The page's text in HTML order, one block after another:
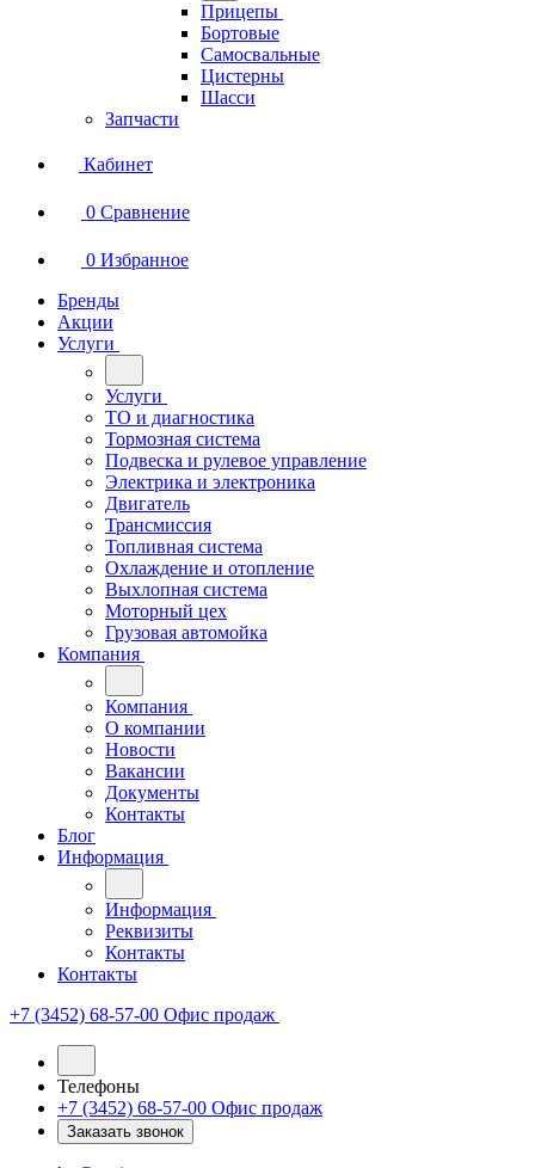
Прицепы
Бортовые
Самосвальные
Цистерны
Шасси
Запчасти
Кабинет
0 Сравнение
0 Избранное
Бренды
Акции
Услуги
Услуги
ТО и диагностика
Тормозная система
Подвеска и рулевое управление
Электрика и электроника
Двигатель
Трансмиссия
Топливная система
Охлаждение и отопление
Выхлопная система
Моторный цех
Грузовая автомойка
Компания
Компания
О компании
Новости
Вакансии
Документы
Контакты
Блог
Информация
Информация
Реквизиты
Контакты
Контакты
+7 (3452) 68-57-00 Офис продаж
Телефоны
+7 (3452) 68-57-00 Офис продаж
Заказать звонок